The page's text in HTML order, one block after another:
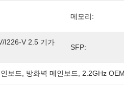
메모리:
I226-V 2.5 기가
SFP:
보드 방화벽 메인보드 2.2GHz